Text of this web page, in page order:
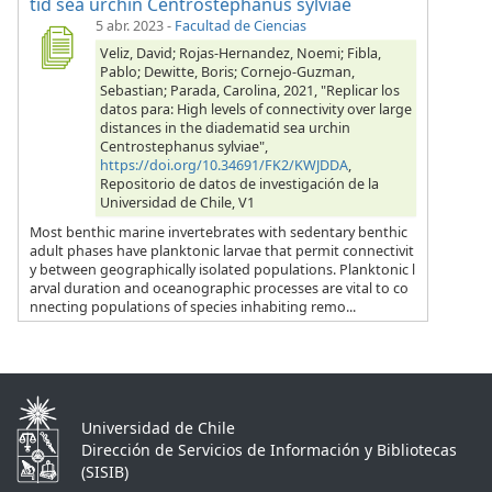
5 abr. 2023- Facultad de Ciencias
Veliz, David; Rojas-Hernandez, Noemi; Fibla,
Pablo; Dewitte, Boris; Cornejo-Guzman,
Sebastian; Parada, Carolina, 2021, "Replicar los
datos para: High levels of connectivity over large
distances in the diadematid sea urchin
Centrostephanus sylviae",
https://doi.org/10.34691/FK2/KWJDDA,
Repositorio de datos de investigación de la
Universidad de Chile, V1
Most benthic marine invertebrates with sedentary benthic
adult phases have planktonic larvae that permit connectivit
y between geographically isolated populations. Planktonic l
arval duration and oceanographic processes are vital to co
nnecting populations of species inhabiting remo...
Universidad de Chile
Dirección de Servicios de Información y Bibliotecas
(SISIB)